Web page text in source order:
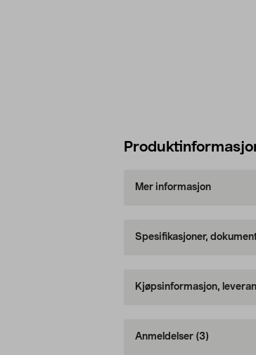
Mer informasjon
Spesifikasjoner,
Kjøpsinformasjon,
Anmeldelser (3)